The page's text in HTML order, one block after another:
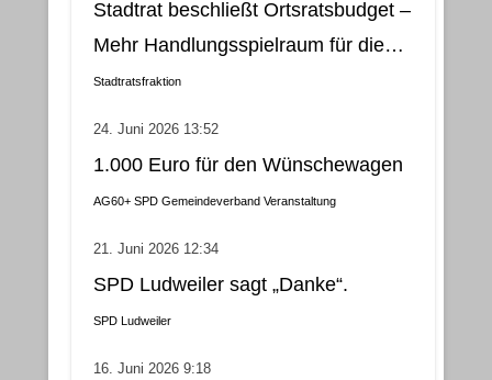
Stadtrat beschließt Ortsratsbudget –
Mehr Handlungsspielraum für die
Gemeindebezirke
Stadtratsfraktion
24. Juni 2026 13:52
1.000 Euro für den Wünschewagen
AG60+ SPD Gemeindeverband Veranstaltung
21. Juni 2026 12:34
SPD Ludweiler sagt „Danke“.
SPD Ludweiler
16. Juni 2026 9:18